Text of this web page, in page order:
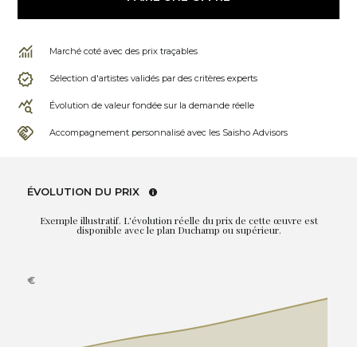
Marché coté avec des prix traçables
Sélection d'artistes validés par des critères experts
Évolution de valeur fondée sur la demande réelle
Accompagnement personnalisé avec les Saisho Advisors
ÉVOLUTION DU PRIX
Exemple illustratif. L'évolution réelle du prix de cette œuvre est
disponible avec le plan Duchamp ou supérieur.